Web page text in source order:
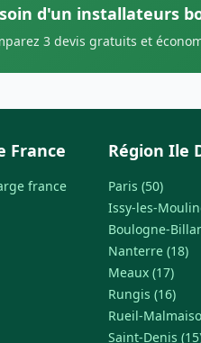
d'un installateurs
3 devis gratuits et
France
france
Région Ile
Paris (50)
Issy-les-
Boulogne-
Nanterre (18)
Meaux (17)
Rungis (16)
Rueil-
Saint-Denis